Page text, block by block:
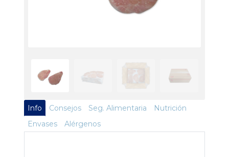
Info Consejos Seg. Alimentaria
Nutrición
Envases
Alérgenos